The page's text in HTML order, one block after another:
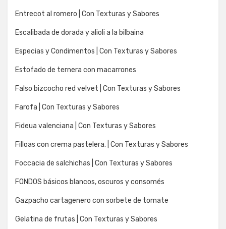
Entrecot al romero | Con Texturas y Sabores
Escalibada de dorada y alioli a la bilbaina
Especias y Condimentos | Con Texturas y Sabores
Estofado de ternera con macarrones
Falso bizcocho red velvet | Con Texturas y Sabores
Farofa | Con Texturas y Sabores
Fideua valenciana | Con Texturas y Sabores
Filloas con crema pastelera. | Con Texturas y Sabores
Foccacia de salchichas | Con Texturas y Sabores
FONDOS básicos blancos, oscuros y consomés
Gazpacho cartagenero con sorbete de tomate
Gelatina de frutas | Con Texturas y Sabores